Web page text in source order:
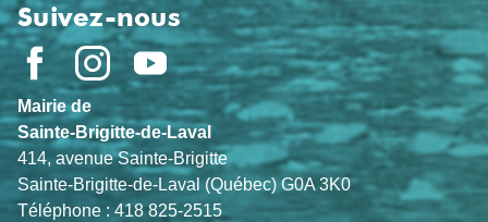
Suivez-nous
Mairie de
Sainte-Brigitte-de-Laval
414, avenue Sainte-Brigitte
Sainte-Brigitte-de-Laval (Québec) G0A 3K0
Téléphone : 418 825-2515